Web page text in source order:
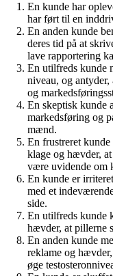
En kunde har
har ført til en
En anden kunde
deres tid på at
lave rapportering
En utilfreds kunde
niveau, og
og
En skeptisk kunde
markedsføring og
mænd.
En frustreret
klage og hævder,
være uvidende om
En kunde er
med et
side.
En utilfreds kunde
hævder, at pillerne
En anden kunde
reklame og
øge